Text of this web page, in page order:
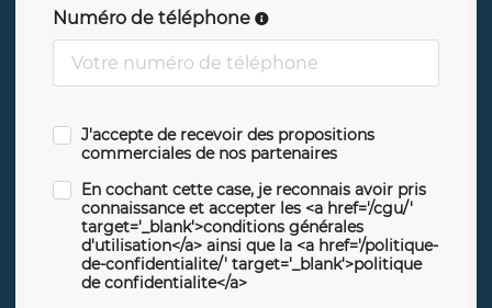
Numéro de téléphone
J'accepte de recevoir des propositions
commerciales de nos partenaires
En cochant cette case, je reconnais avoir pris
connaissance et accepter les <a href='/cgu/'
target='_blank'>conditions générales
d'utilisation</a> ainsi que la <a href='/politique-
de-confidentialite/' target='_blank'>politique
de confidentialite</a>